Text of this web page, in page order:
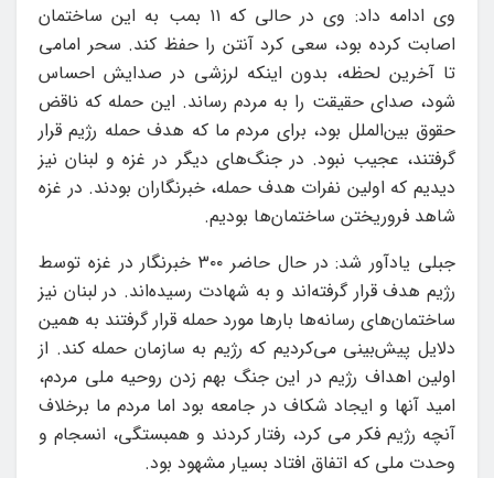
وی ادامه داد: وی در حالی که ۱۱ بمب به این ساختمان
اصابت کرده بود، سعی کرد آنتن را حفظ کند. سحر امامی
تا آخرین لحظه، بدون اینکه لرزشی در صدایش احساس
شود، صدای حقیقت را به مردم رساند. این حمله که ناقض
حقوق بین‌الملل بود، برای مردم ما که هدف حمله رژیم قرار
گرفتند، عجیب نبود. در جنگ‌های دیگر در غزه و لبنان نیز
دیدیم که اولین نفرات هدف حمله، خبرنگاران بودند. در غزه
شاهد فروریختن ساختمان‌ها بودیم.
جبلی یادآور شد: در حال حاضر ۳۰۰ خبرنگار در غزه توسط
رژیم هدف قرار گرفته‌اند و به شهادت رسیده‌اند. در لبنان نیز
ساختمان‌های رسانه‌ها بارها مورد حمله قرار گرفتند به همین
دلایل پیش‌بینی می‌کردیم که رژیم به سازمان حمله کند. از
اولین اهداف رژیم در این جنگ بهم زدن روحیه ملی مردم،
امید آنها و ایجاد شکاف در جامعه بود اما مردم ما برخلاف
آنچه رژیم فکر می کرد، رفتار کردند و همبستگی، انسجام و
وحدت ملی که اتفاق افتاد بسیار مشهود بود.